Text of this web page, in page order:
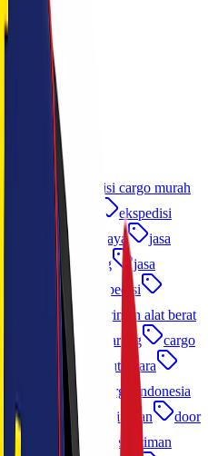
ekspedisi cargo murah
ekspedisi cargo
ekspedisi
ekspedisi terpercaya
jasa
pengiriman barang
jasa
cargo udara
ekspedisi
jasa pengiriman alat berat
Pengiriman Barang
cargo
cargo laut udara
indonesia
cargo indonesia
asuransi pengiriman
door
logistik
jasa pengiriman